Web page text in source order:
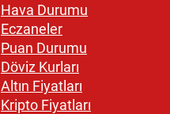
Hava Durumu
Eczaneler
Puan Durumu
Döviz Kurları
Altın Fiyatları
Kripto Fiyatları